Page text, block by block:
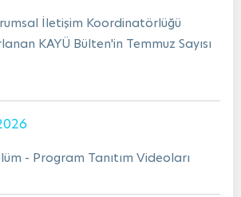
İletişim Koordinatörlüğü
KAYÜ Bülten'in Temmuz Sayısı
- Program Tanıtım Videoları